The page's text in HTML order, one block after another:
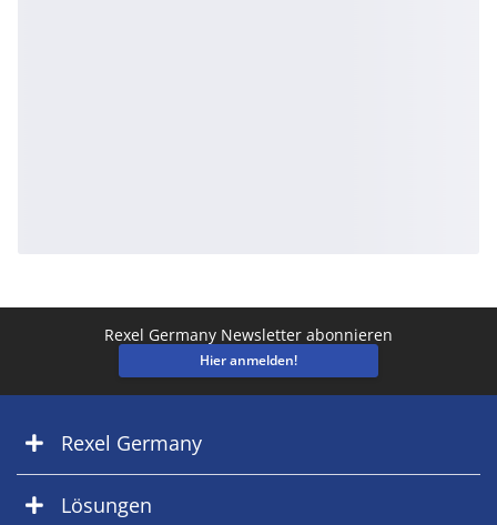
Rexel Germany Newsletter abonnieren
Hier anmelden!
Rexel Germany
Lösungen